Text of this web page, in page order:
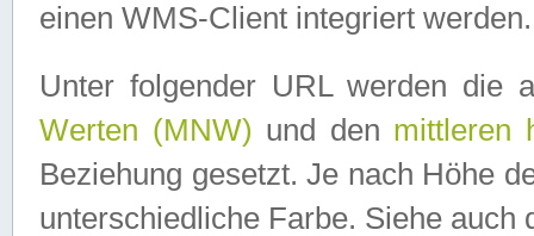
einen WMS-Client integriert werden.
Unter folgender URL werden die
Werten (MNW) und den mittleren
Beziehung gesetzt. Je nach Höhe
unterschiedliche Farbe. Siehe auch